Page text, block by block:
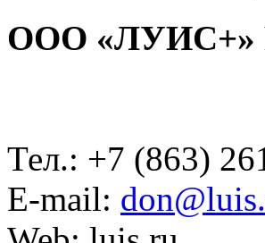
ООО «ЛУИС+»
Тел.: +7 (863)
E-mail: